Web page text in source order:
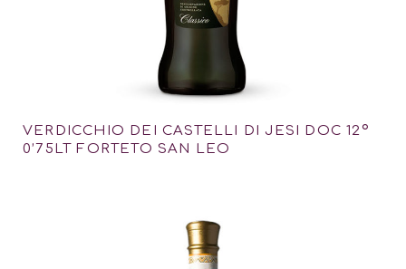
VERDICCHIO DEI CASTELLI DI JESI DOC 12º
0’75LT FORTETO SAN LEO